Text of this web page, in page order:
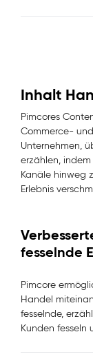
Inhalt
Pimcores
Commerce-
Unternehmen,
erzählen,
Kanäle hinweg
Erlebnis
fesselnde
Pimcore
Handel
fesselnde,
Kunden fesseln